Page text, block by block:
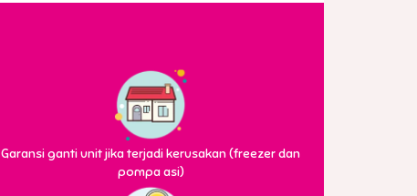
Garansi ganti unit jika terjadi kerusakan (freezer dan
pompa asi)